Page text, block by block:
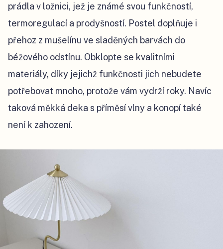
prádla v ložnici, jež je známé svou funkčností,
termoregulací a prodyšností. Postel doplňuje i
přehoz z mušelínu ve sladěných barvách do
béžového odstínu. Obklopte se kvalitními
materiály, díky jejichž funkčnosti jich nebudete
potřebovat mnoho, protože vám vydrží roky. Navíc
taková měkká deka s příměsí vlny a konopí také
není k zahození.